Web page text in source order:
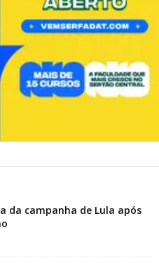
da campanha de Lula após